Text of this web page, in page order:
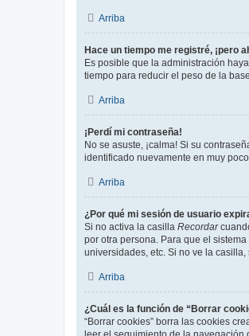
Arriba
Hace un tiempo me registré, ¡pero
Es posible que la administración
tiempo para reducir el peso de la
Arriba
¡Perdí mi contraseña!
No se asuste, ¡calma! Si su
identificado nuevamente en muy poco
Arriba
¿Por qué mi sesión de usuario
Si no activa la casilla Recordar
por otra persona. Para que el
universidades, etc. Si no ve la
Arriba
¿Cuál es la función de “Borrar
“Borrar cookies” borra las cookies